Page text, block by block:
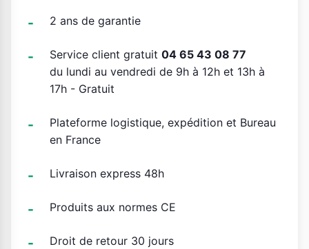
2 ans de garantie
Service client gratuit 04 65 43 08 77
du lundi au vendredi de 9h à 12h et 13h à
17h - Gratuit
Plateforme logistique, expédition et Bureau
en France
Livraison express 48h
Produits aux normes CE
Droit de retour 30 jours